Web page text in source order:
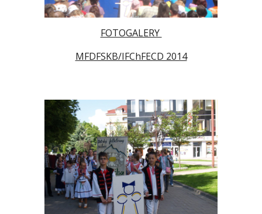
FOTOGALERY
MFDFSKB/IFChFECD 2014